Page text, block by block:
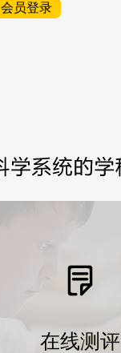
会员登录
在线测评
在线测评